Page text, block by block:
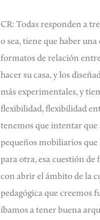
CR: Todas responden a
o sea, tiene que haber
formatos de relación
hacer su casa, y los
más experimentales, y
flexibilidad, flexibilidad
tenemos que intentar que
pequeños mobiliarios que
para otra, esa cuestión
con abrir el ámbito de la
pedagógica que creemos
íbamos a tener buena